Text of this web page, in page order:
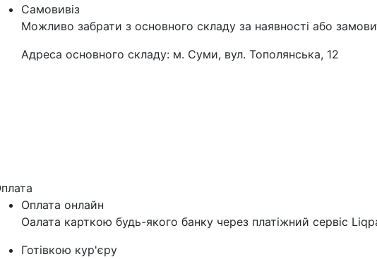
Самовивіз
Можливо забрати з основного складу за наявності або
Адреса основного складу: м. Суми, вул. Тополянська, 12
Оплата онлайн
Оалата карткою будь-якого банку через платіжний сервіс
Готівкою кур'єру